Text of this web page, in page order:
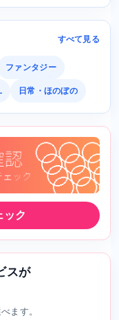
すべて見る
ファンタジー
日常・ほのぼの
ック
スが
ます。